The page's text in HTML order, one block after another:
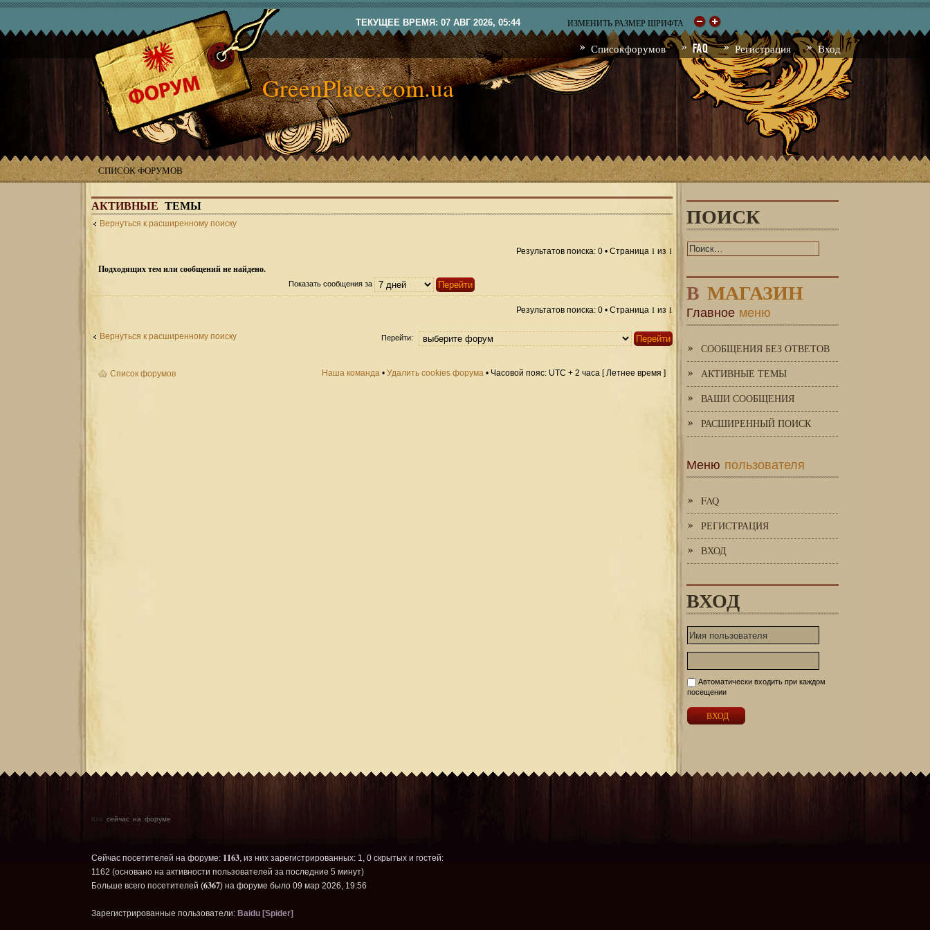
ТЕКУЩЕЕ ВРЕМЯ: 07 АВГ 2026, 05:44 ИЗМЕНИТЬ РАЗМЕР ШРИФТА
Список форумов FAQ Регистрация Вход
GreenPlace.com.ua
СПИСОК ФОРУМОВ
АКТИВНЫЕ ТЕМЫ
Вернуться к расширенному поиску
Результатов поиска: 0 • Страница 1 из 1
Подходящих тем или сообщений не найдено.
Показать сообщения за
Результатов поиска: 0 • Страница 1 из 1
Вернуться к расширенному поиску Перейти:
Список форумов Наша команда • Удалить cookies форума • Часовой пояс: UTC + 2 часа [ Летнее время ]
ПОИСК
В МАГАЗИН
Главное меню
СООБЩЕНИЯ БЕЗ ОТВЕТОВ
АКТИВНЫЕ ТЕМЫ
ВАШИ СООБЩЕНИЯ
РАСШИРЕННЫЙ ПОИСК
Меню пользователя
FAQ
РЕГИСТРАЦИЯ
ВХОД
ВХОД
Автоматически входить при каждом
посещении
Кто сейчас на форуме
Сейчас посетителей на форуме: 1163, из них зарегистрированных: 1, 0 скрытых и гостей:
1162 (основано на активности пользователей за последние 5 минут)
Больше всего посетителей (6367) на форуме было 09 мар 2026, 19:56
Зарегистрированные пользователи: Baidu [Spider]